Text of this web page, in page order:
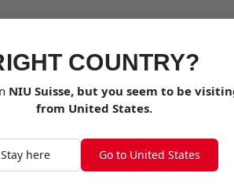
COUNTRY?
NIU Suisse, but you seem to be
from United States.
Stay here Go to United States
10ÈME ANNIVERSAIRE
ANNIVERSAIRE
aventures. Faites passer votre vie à
LIMITÉE